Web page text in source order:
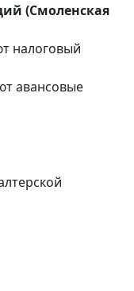
(Смоленская
налоговый
авансовые